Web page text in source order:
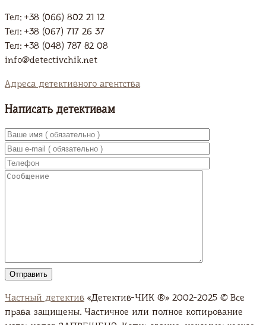
Тел: +38 (066) 802 21 12
Тел: +38 (067) 717 26 37
Тел: +38 (048) 787 82 08
info@detectivchik.net
Адреса детективного агентства
Написать детективам
Частный детектив «Детектив-ЧИК ®» 2002-2025 © Все
права защищены. Частичное или полное копирование